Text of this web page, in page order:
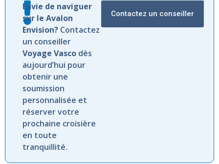
Envie de naviguer
sur le Avalon
Envision? Contactez
un conseiller
Voyage Vasco dès
aujourd’hui pour
obtenir une
soumission
personnalisée et
réserver votre
prochaine croisière
en toute
tranquillité.
Contactez un conseiller